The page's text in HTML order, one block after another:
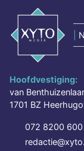
Hoofdvestiging:
van
1701 BZ
072 8200 600